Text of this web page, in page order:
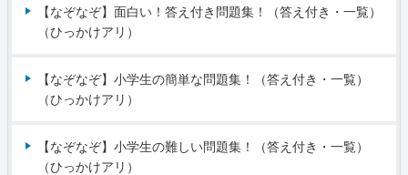
【なぞなぞ】面白い！答え付き問題集！（答え付き・一覧）
（ひっかけアリ）
【なぞなぞ】小学生の簡単な問題集！（答え付き・一覧）
（ひっかけアリ）
【なぞなぞ】小学生の難しい問題集！（答え付き・一覧）
（ひっかけアリ）